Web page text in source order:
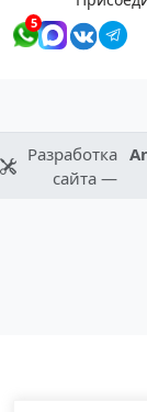
5
Разработка
сайта —